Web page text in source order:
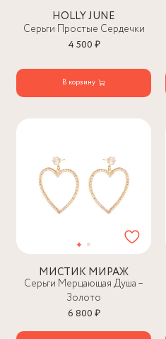
HOLLY JUNE
Серьги Простые Сердечки
4 500 ₽
В корзину
МИСТИК МИРАЖ
Серьги Мерцающая Душа –
Золото
6 800 ₽